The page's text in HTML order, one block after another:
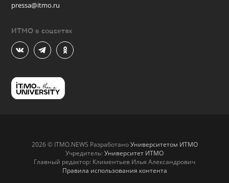
pressa@itmo.ru
ИТМО в соцсетях
2026 © ITMO.NEWS РазработаноУниверситетом ИТМО
Учредитель: Университет ИТМО
Главный редактор: Климентьев Илья Александрович
Правила использования контента